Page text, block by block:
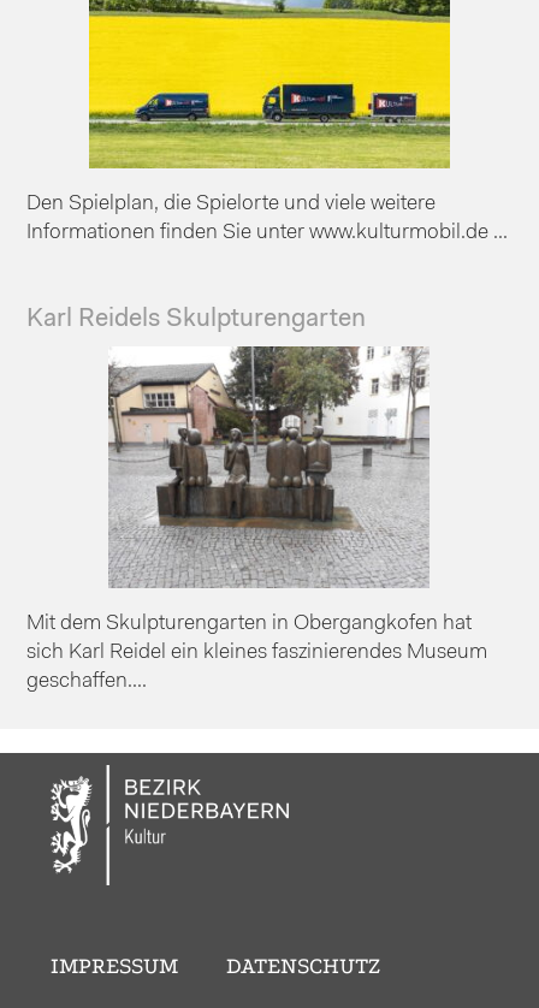
Den Spielplan, die Spielorte und viele weitere
Informationen finden Sie unter www.kulturmobil.de ...
Karl Reidels Skulpturengarten
Mit dem Skulpturengarten in Obergangkofen hat
sich Karl Reidel ein kleines faszinierendes Museum
geschaffen....
IMPRESSUM
DATENSCHUTZ